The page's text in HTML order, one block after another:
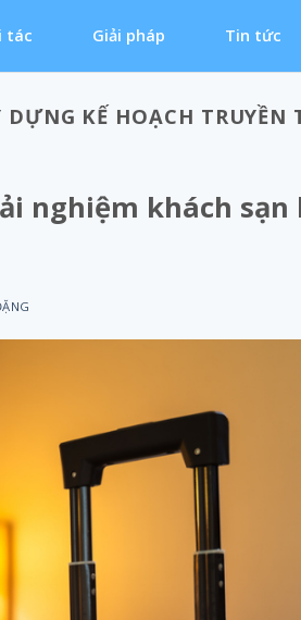
tác Giải pháp Tin tức
DỰNG KẾ HOẠCH TRUYỀN
nghiệm khách sạn